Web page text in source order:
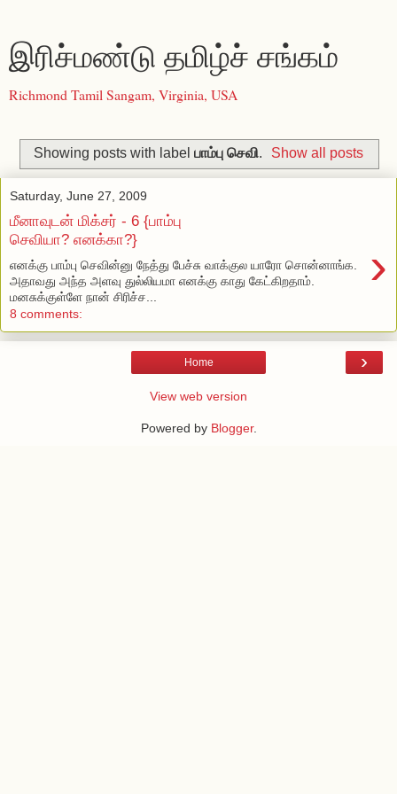
இரிச்மண்டு தமிழ்ச் சங்கம்
Richmond Tamil Sangam, Virginia, USA
Showing posts with label பாம்பு செவி. Show all posts
Saturday, June 27, 2009
மீனாவுடன் மிக்சர் - 6 {பாம்பு
செவியா? எனக்கா?}
›
எனக்கு பாம்பு செவின்னு நேத்து பேச்சு வாக்குல யாரோ சொன்னாங்க.
அதாவது அந்த அளவு துல்லியமா எனக்கு காது கேட்கிறதாம்.
மனசுக்குள்ளே நான் சிரிச்ச...
8 comments:
›
Home
View web version
Powered by Blogger.